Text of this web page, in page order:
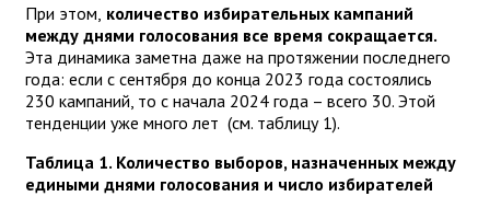
При этом, количество избирательных кампаний
между днями голосования все время сокращается.
Эта динамика заметна даже на протяжении последнего
года: если с сентября до конца 2023 года состоялись
230 кампаний, то с начала 2024 года – всего 30. Этой
тенденции уже много лет (см. таблицу 1).
Таблица 1. Количество выборов, назначенных между
едиными днями голосования и число избирателей